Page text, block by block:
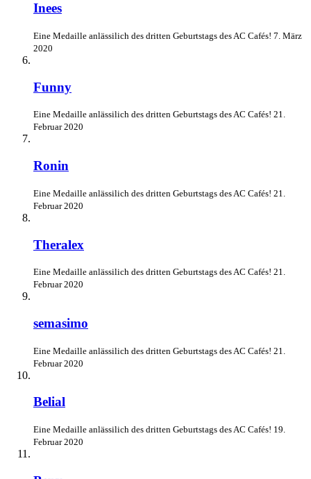
Inees
Eine Medaille anlässilich des dritten Geburtstags des AC Cafés! 7. März
2020
Funny
Eine Medaille anlässilich des dritten Geburtstags des AC Cafés! 21.
Februar 2020
Ronin
Eine Medaille anlässilich des dritten Geburtstags des AC Cafés! 21.
Februar 2020
Theralex
Eine Medaille anlässilich des dritten Geburtstags des AC Cafés! 21.
Februar 2020
semasimo
Eine Medaille anlässilich des dritten Geburtstags des AC Cafés! 21.
Februar 2020
Belial
Eine Medaille anlässilich des dritten Geburtstags des AC Cafés! 19.
Februar 2020